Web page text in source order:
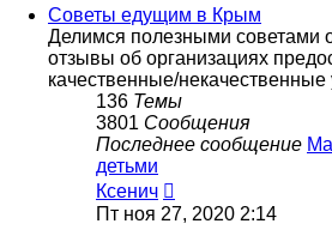
сообщению
Советы едущим в Крым
Делимся полезными советами
отзывы об организациях
качественные/некачественные
136 Темы
3801 Сообщения
Последнее сообщение
детьми
Ксенич
к
последнему
Пт ноя 27, 2020 2:14